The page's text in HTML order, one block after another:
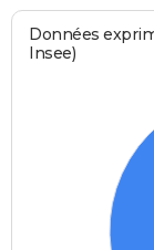
Données
Insee)